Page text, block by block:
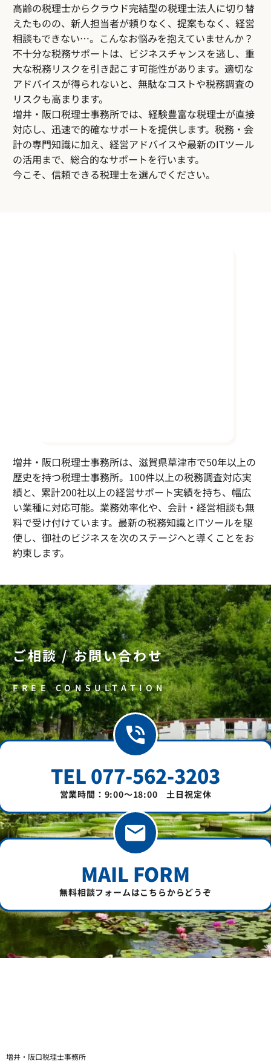
高齢の税理士からクラウド完結型の税理士法人に切り替
えたものの、新人担当者が頼りなく、提案もなく、経営
相談もできない…。こんなお悩みを抱えていませんか？
不十分な税務サポートは、ビジネスチャンスを逃し、重
大な税務リスクを引き起こす可能性があります。適切な
アドバイスが得られないと、無駄なコストや税務調査の
リスクも高まります。
増井・阪口税理士事務所では、経験豊富な税理士が直接
対応し、迅速で的確なサポートを提供します。税務・会
計の専門知識に加え、経営アドバイスや最新のITツール
の活用まで、総合的なサポートを行います。
今こそ、信頼できる税理士を選んでください。
増井・阪口税理士事務所は、滋賀県草津市で50年以上の
歴史を持つ税理士事務所。100件以上の税務調査対応実
績と、累計200社以上の経営サポート実績を持ち、幅広
い業種に対応可能。業務効率化や、会計・経営相談も無
料で受け付けています。最新の税務知識とITツールを駆
使し、御社のビジネスを次のステージへと導くことをお
約束します。
ご相談 / お問い合わせ
FREE CONSULTATION
TEL 077-562-3203
営業時間：9:00～18:00 土日祝定休
MAIL FORM
無料相談フォームはこちらからどうぞ
増井・阪口税理士事務所